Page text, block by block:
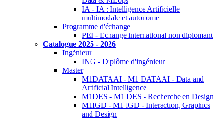
IA - IA : Intelligence Artificielle
multimodale et autonome
Programme d'échange
PEI - Echange international non diplomant
Catalogue 2025 - 2026
Ingénieur
ING - Diplôme d'ingénieur
Master
M1DATAAI - M1 DATAAI - Data and
Artificial Intelligence
M1DES - M1 DES - Recherche en Design
M1IGD - M1 IGD - Interaction, Graphics
and Design